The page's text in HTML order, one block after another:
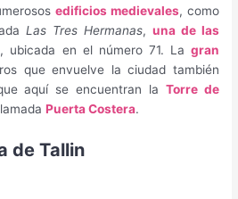
edificios medievales, como
Las Tres Hermanas, una de las
, ubicada en el número 71. La gran
que envuelve la ciudad también
aquí se encuentran laTorre de
Puerta Costera.
de Tallin